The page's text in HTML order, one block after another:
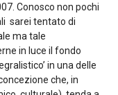
Conosco non pochi
sarei tentato di
ma tale
in luce il fondo
in una delle
che, in